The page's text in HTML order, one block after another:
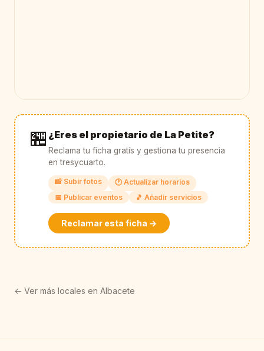
🏪 ¿Eres el propietario de La Petite?
Reclama tu ficha gratis y gestiona tu presencia
en tresycuarto.
📸 Subir fotos
🕐 Actualizar horarios
📅 Publicar eventos
🎵 Añadir servicios
Reclamar esta ficha →
← Ver más locales en Albacete